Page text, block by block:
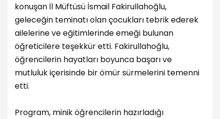
konuşan İl Müftüsü İsmail Fakirullahoğlu,
geleceğin teminatı olan çocukları tebrik ederek
ailelerine ve eğitimlerinde emeği bulunan
öğreticilere teşekkür etti. Fakirullahoğlu,
öğrencilerin hayatları boyunca başarı ve
mutluluk içerisinde bir ömür sürmelerini temenni
etti.
Program, minik öğrencilerin hazırladığı